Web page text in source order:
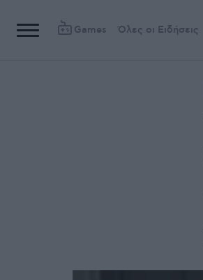
Games Όλες οι Ειδήσεις